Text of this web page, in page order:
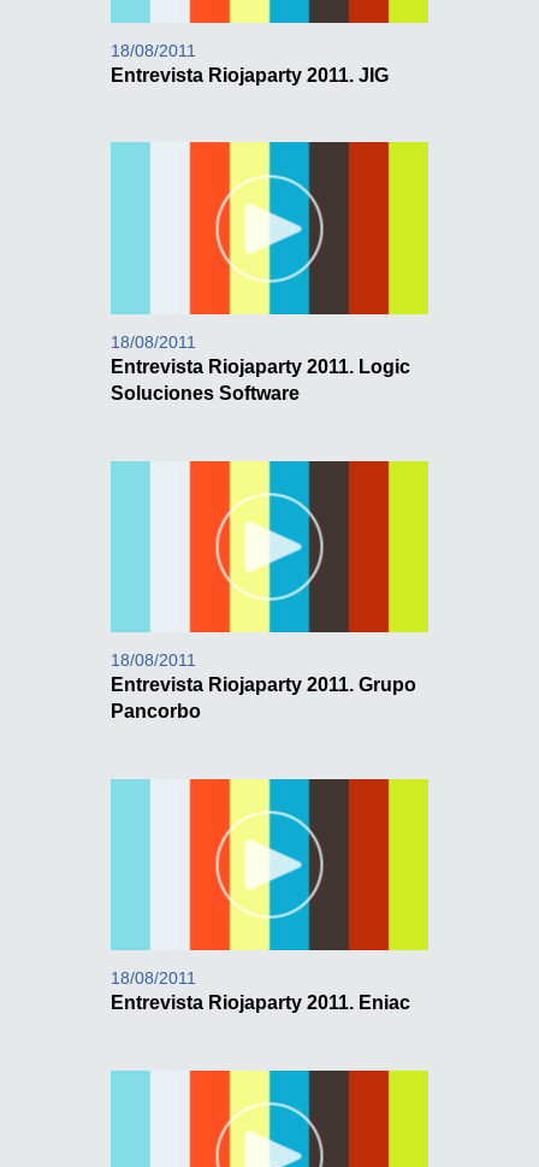
18/08/2011
Entrevista Riojaparty 2011. JIG
18/08/2011
Entrevista Riojaparty 2011. Logic
Soluciones Software
18/08/2011
Entrevista Riojaparty 2011. Grupo
Pancorbo
18/08/2011
Entrevista Riojaparty 2011. Eniac